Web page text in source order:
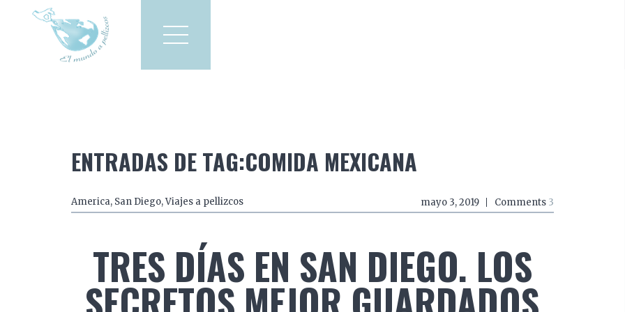
Viajes a pellizcos
ENTRADAS DE TAG:COMIDA MEXICANA
America, San Diego,Viajes a pellizcos mayo 3, 2019 Comments 3
TRES DÍAS EN SAN DIEGO. LOS